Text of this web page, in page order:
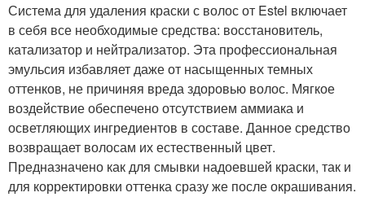
Система для удаления краски с волос от Estel включает
в себя все необходимые средства: восстановитель,
катализатор и нейтрализатор. Эта профессиональная
эмульсия избавляет даже от насыщенных темных
оттенков, не причиняя вреда здоровью волос. Мягкое
воздействие обеспечено отсутствием аммиака и
осветляющих ингредиентов в составе. Данное средство
возвращает волосам их естественный цвет.
Предназначено как для смывки надоевшей краски, так и
для корректировки оттенка сразу же после окрашивания.